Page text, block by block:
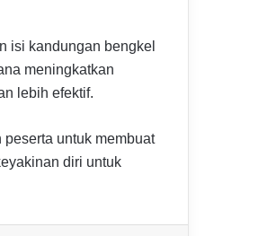
isi kandungan bengkel
meningkatkan
lebih efektif.
untuk membuat
diri untuk